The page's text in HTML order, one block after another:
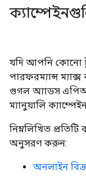
যদি আপনি কোনো
পারফরম্যান্স
গুগল অ্যাডস
ম্যানুয়ালি
নিম্নলিখিত প্রতিটি
অনুসরণ করুন:
অনলাইন